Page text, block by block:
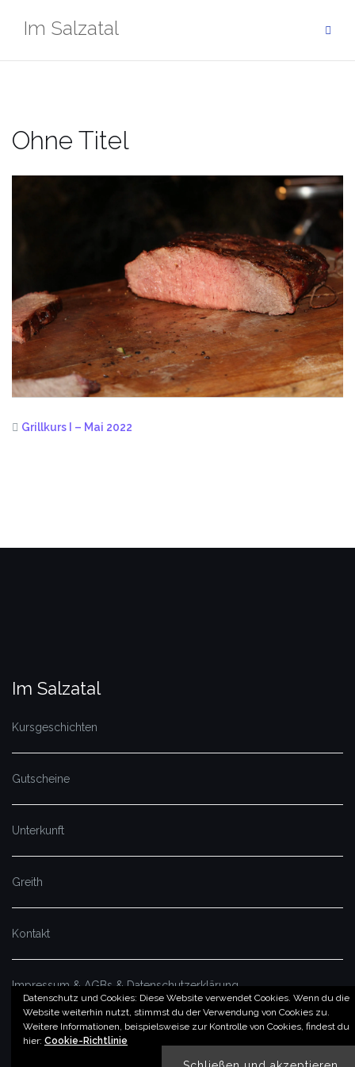
InhaltIm Salzatal
Ohne Titel
Grillkurs I – Mai 2022
Datenschutz und Cookies: Diese Website verwendet Cookies. Wenn du die
Website weiterhin nutzt, stimmst du der Verwendung von Cookies zu.
Weitere Informationen, beispielsweise zur Kontrolle von Cookies, findest du
hier: Cookie-Richtlinie
Im Salzatal
Kursgeschichten
Gutscheine
Unterkunft
Greith
Kontakt
Impressum & AGBs & Datenschutzerklärung
© by imSalzatal.at